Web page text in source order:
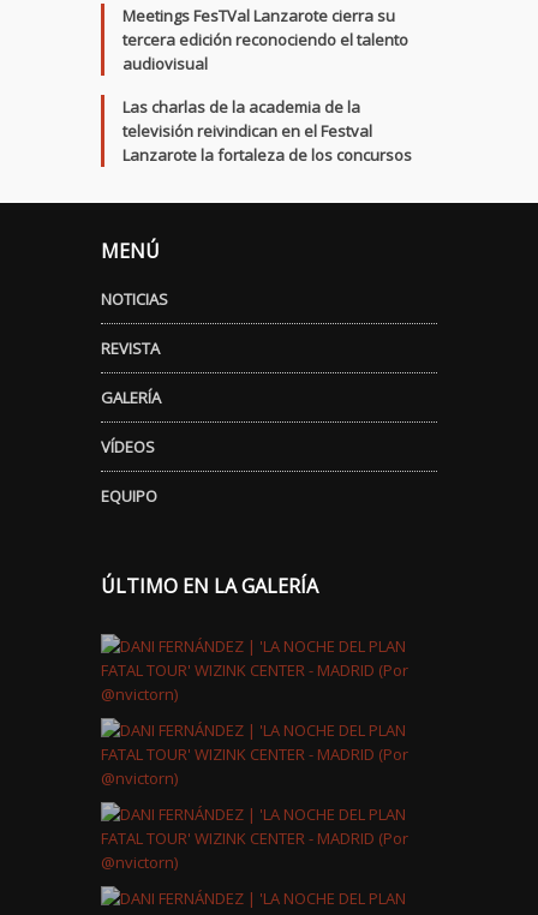
Meetings FesTVal Lanzarote cierra su
tercera edición reconociendo el talento
audiovisual
Las charlas de la academia de la
televisión reivindican en el Festval
Lanzarote la fortaleza de los concursos
MENÚ
NOTICIAS
REVISTA
GALERÍA
VÍDEOS
EQUIPO
ÚLTIMO EN LA GALERÍA